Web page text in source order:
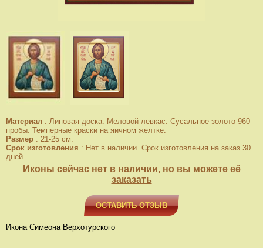
Материал : Липовая доска. Меловой левкас. Сусальное золото 960
пробы. Темперные краски на яичном желтке.
Размер : 21-25 см.
Срок изготовления : Нет в наличии. Срок изготовления на заказ 30
дней.
Иконы сейчас нет в наличии, но вы можете её
заказать
ОСТАВИТЬ ОТЗЫВ
Икона Симеона Верхотурского